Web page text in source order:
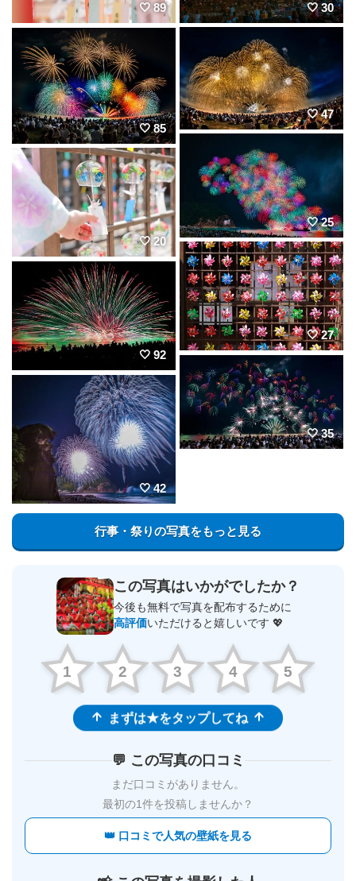
89 30
47
85
25
20
27
92
35
42
行事・祭りの写真をもっと見る
この写真はいかがでしたか？
今後も無料で写真を配布するために
高評価いただけると嬉しいです 💖
1 2 3 4 5
まずは★をタップしてね
💬 この写真の口コミ
まだ口コミがありません。
最初の1件を投稿しませんか？
👑 口コミで人気の壁紙を見る